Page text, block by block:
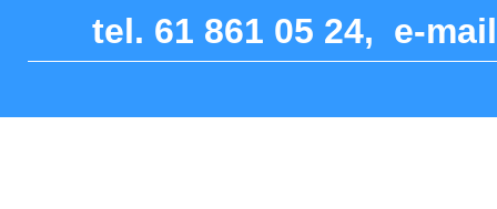
tel. 61 861 05 24, e-